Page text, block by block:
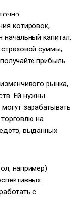
котировок,
начальный капитал.
страховой суммы,
прибыль.
рынка,
Ей нужны
зарабатывать
на
выданных
например)
с